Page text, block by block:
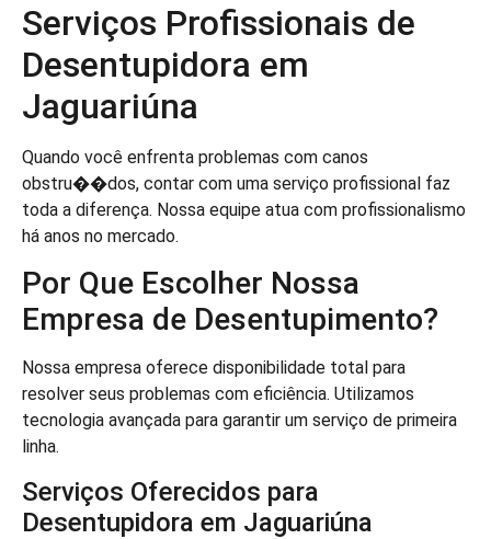
Serviços Profissionais de
Desentupidora em
Jaguariúna
Quando você enfrenta problemas com canos
obstru��dos, contar com uma serviço profissional faz
toda a diferença. Nossa equipe atua com profissionalismo
há anos no mercado.
Por Que Escolher Nossa
Empresa de Desentupimento?
Nossa empresa oferece disponibilidade total para
resolver seus problemas com eficiência. Utilizamos
tecnologia avançada para garantir um serviço de primeira
linha.
Serviços Oferecidos para
Desentupidora em Jaguariúna